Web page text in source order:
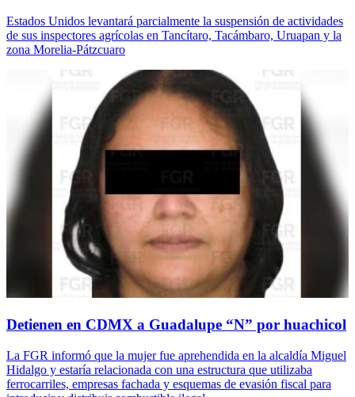
Estados Unidos levantará parcialmente la suspensión de actividades
de sus inspectores agrícolas en Tancítaro, Tacámbaro, Uruapan y la
zona Morelia-Pátzcuaro
Detienen en CDMX a Guadalupe “N” por huachicol
La FGR informó que la mujer fue aprehendida en la alcaldía Miguel
Hidalgo y estaría relacionada con una estructura que utilizaba
ferrocarriles, empresas fachada y esquemas de evasión fiscal para